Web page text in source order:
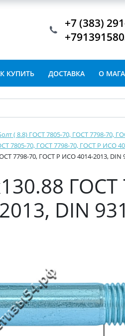
+7 (383)
КУПИТЬ ДОСТАВКА О
( 8.8) ГОСТ 7805-70, ГОСТ 7798-70,
7805-70, ГОСТ 7798-70, ГОСТ Р ИСО
7798-70, ГОСТ Р ИСО 4014-2013,
DIN